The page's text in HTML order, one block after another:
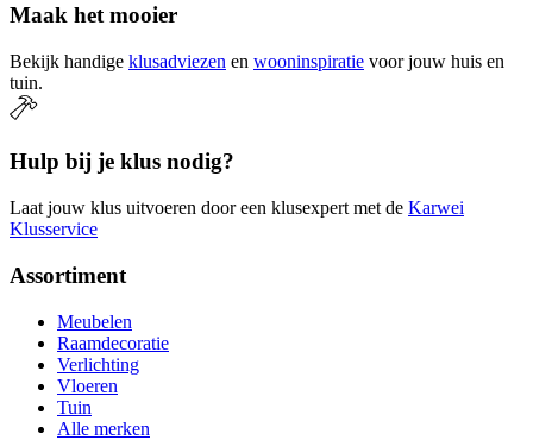
Maak het mooier
Bekijk handige klusadviezen en wooninspiratie voor jouw huis en
tuin.
Hulp bij je klus nodig?
Laat jouw klus uitvoeren door een klusexpert met de Karwei
Klusservice
Assortiment
Meubelen
Raamdecoratie
Verlichting
Vloeren
Tuin
Alle merken